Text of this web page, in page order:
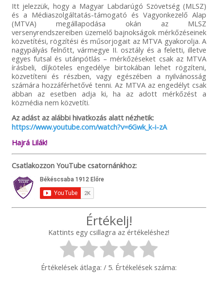
Itt jelezzük, hogy a Magyar Labdarúgó Szövetség (MLSZ)
és a Médiaszolgáltatás-támogató és Vagyonkezelő Alap
(MTVA) megállapodása okán az MLSZ
versenyrendszereiben üzemelő bajnokságok mérkőzéseinek
közvetítési, rögzítési és műsorjogait az MTVA gyakorolja. A
nagypályás felnőtt, vármegye II. osztály és a feletti, illetve
egyes futsal és utánpótlás – mérkőzéseket csak az MTVA
írásbeli, díjköteles engedélye birtokában lehet rögzíteni,
közvetíteni és részben, vagy egészében a nyilvánosság
számára hozzáférhetővé tenni. Az MTVA az engedélyt csak
abban az esetben adja ki, ha az adott mérkőzést a
közmédia nem közvetíti.
Az adást az alábbi hivatkozás alatt nézhetik:
https://www.youtube.com/watch?v=6Gwk_k-i-zA
Hajrá Lilák!
Csatlakozzon YouTube csatornánkhoz:
Értékelj!
Kattints egy csillagra az értékeléshez!
Értékelések átlaga:/ 5. Értékelések száma: